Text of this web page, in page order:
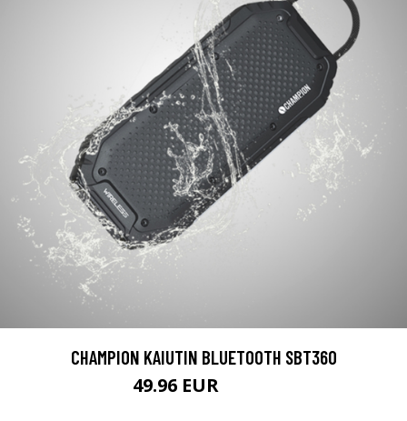
CHAMPION KAIUTIN BLUETOOTH SBT360
49.96 EUR